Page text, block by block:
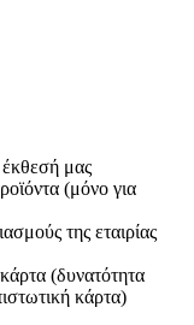
μας
(μόνο για
της εταιρίας
(δυνατότητα
κάρτα)